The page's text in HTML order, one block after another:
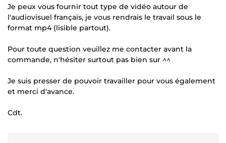
Je peux vous fournir tout type de vidéo autour de
l'audiovisuel français, je vous rendrais le travail sous le
format mp4 (lisible partout).
Pour toute question veuillez me contacter avant la
commande, n'hésiter surtout pas bien sur ^^
Je suis presser de pouvoir travailler pour vous également
et merci d'avance.
Cdt.